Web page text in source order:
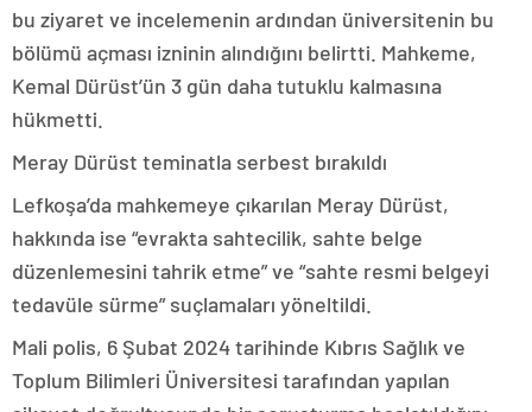
bu ziyaret ve incelemenin ardından üniversitenin bu
bölümü açması izninin alındığını belirtti. Mahkeme,
Kemal Dürüst’ün 3 gün daha tutuklu kalmasına
hükmetti.
Meray Dürüst teminatla serbest bırakıldı
Lefkoşa’da mahkemeye çıkarılan Meray Dürüst,
hakkında ise “evrakta sahtecilik, sahte belge
düzenlemesini tahrik etme” ve “sahte resmi belgeyi
tedavüle sürme” suçlamaları yöneltildi.
Mali polis, 6 Şubat 2024 tarihinde Kıbrıs Sağlık ve
Toplum Bilimleri Üniversitesi tarafından yapılan